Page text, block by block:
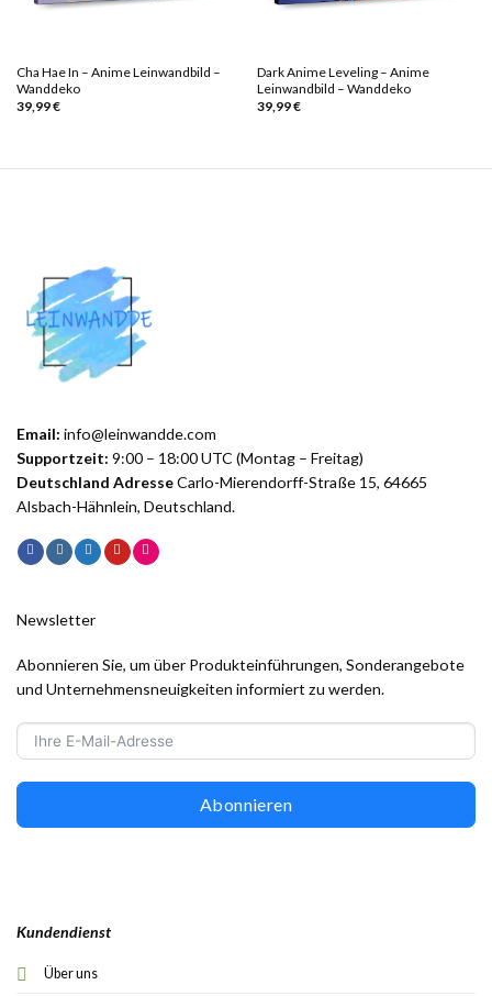
Cha Hae In – Anime Leinwandbild –
Wanddeko
39,99€
Dark Anime Leveling – Anime
Leinwandbild – Wanddeko
39,99€
Email: info@leinwandde.com
Supportzeit: 9:00 – 18:00 UTC (Montag – Freitag)
Deutschland AdresseCarlo-Mierendorff-Straße 15, 64665
Alsbach-Hähnlein, Deutschland.
Kundendienst
Über uns
Newsletter
Abonnieren Sie, um über Produkteinführungen, Sonderangebote
und Unternehmensneuigkeiten informiert zu werden.
Abonnieren